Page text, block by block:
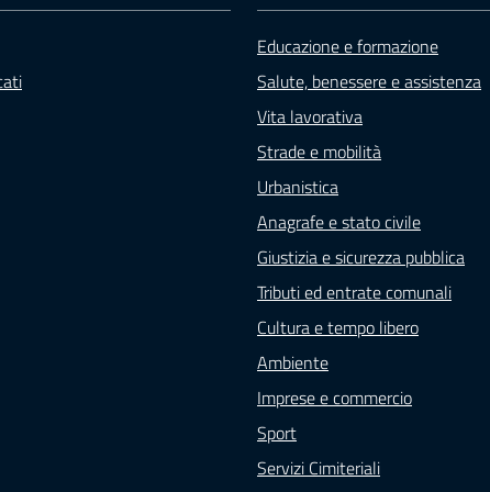
Educazione e formazione
Salute, benessere e assistenza
Vita lavorativa
Strade e mobilità
Urbanistica
Anagrafe e stato civile
Giustizia e sicurezza pubblica
Tributi ed entrate comunali
Cultura e tempo libero
Ambiente
Imprese e commercio
Sport
Servizi Cimiteriali